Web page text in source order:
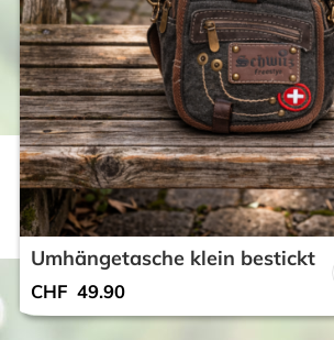
Umhängetasche klein bestickt
CHF 49.90